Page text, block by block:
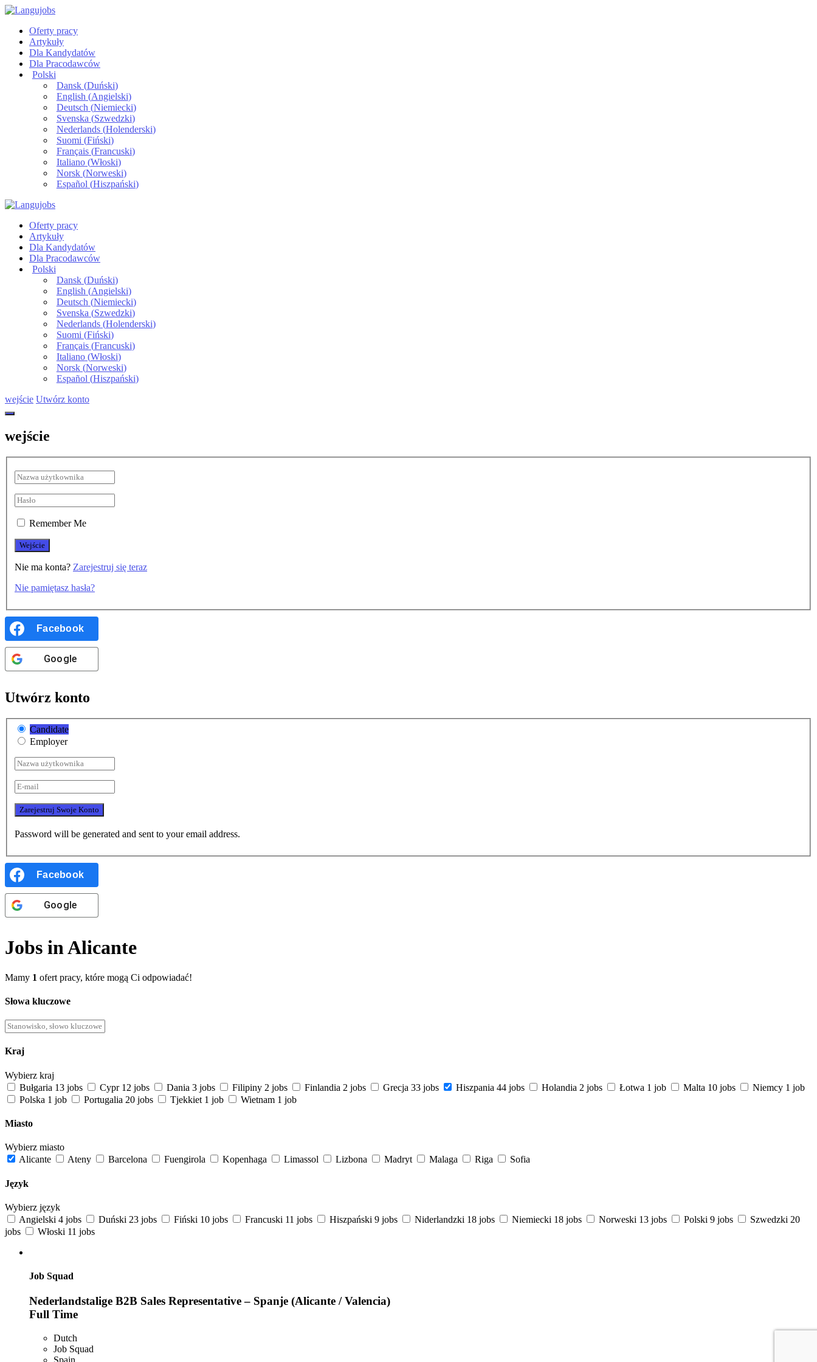
Oferty pracy
Artykuły
Dla Kandydatów
Dla Pracodawców
Polski
Dansk(Duński)
English (Angielski)
Deutsch (Niemiecki)
Svenska (Szwedzki)
Nederlands(Holenderski)
Suomi (Fiński)
Français(Francuski)
Italiano(Włoski)
Norsk(Norweski)
Español (Hiszpański)
Oferty pracy
Artykuły
Dla Kandydatów
Dla Pracodawców
Polski
Dansk(Duński)
English (Angielski)
Deutsch (Niemiecki)
Svenska (Szwedzki)
Nederlands(Holenderski)
Suomi (Fiński)
Français(Francuski)
Italiano(Włoski)
Norsk(Norweski)
Español (Hiszpański)
wejście Utwórz konto
wejście
Remember Me
Nie ma konta? Zarejestruj się teraz
Nie pamiętasz hasła?
Facebook
Google
Utwórz konto
Candidate
Employer
Password will be generated and sent to your email address.
Facebook
Google
Jobs in Alicante
Mamy 1 ofert pracy, które mogą Ci odpowiadać!
Słowa kluczowe
Kraj
Wybierz kraj
Bułgaria 13 jobs Cypr 12 jobs Dania 3 jobs Filipiny 2 jobs Finlandia 2 jobs Grecja 33 jobs Hiszpania 44 jobs Holandia 2 jobs Łotwa 1 job Malta 10 jobs Niemcy 1 job
Polska 1 job Portugalia 20 jobs Tjekkiet 1 job Wietnam 1 job
Miasto
Wybierz miasto
Alicante
Ateny Barcelona Fuengirola Kopenhaga Limassol Lizbona Madryt Malaga Riga Sofia
Język
Wybierz język
Angielski 4 jobs Duński 23 jobs Fiński 10 jobs Francuski 11 jobs Hiszpański 9 jobs Niderlandzki 18 jobs Niemiecki 18 jobs Norweski 13 jobs Polski 9 jobs Szwedzki 20
jobs
Włoski 11 jobs
Job Squad
Nederlandstalige B2B Sales Representative – Spanje (Alicante / Valencia)
Full Time
Dutch
Job Squad
Spain